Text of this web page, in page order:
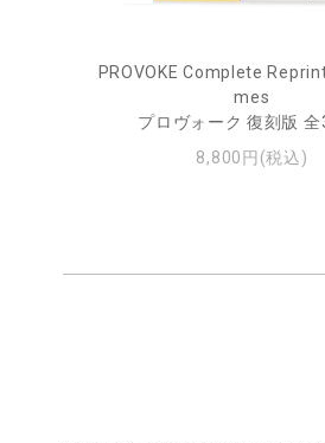
PROVOKE Complete
mes
プロヴォーク 復刻版 全
8,800円(税込)